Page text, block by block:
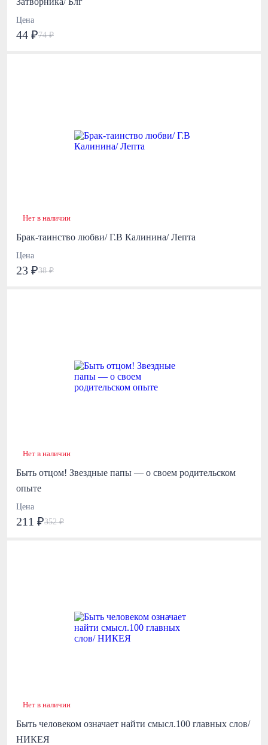
Цена
44 ₽74 ₽
Нет в наличии
Брак-таинство любви/ Г.В Калинина/ Лепта
Цена
23 ₽38 ₽
Нет в наличии
Быть отцом! Звездные папы — о своем родительском
опыте
Цена
211 ₽352 ₽
Нет в наличии
Быть человеком означает найти смысл.100 главных слов/
НИКЕЯ